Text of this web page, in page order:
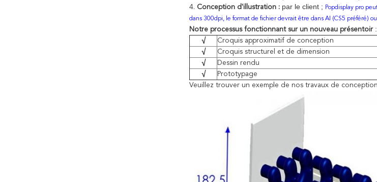
4. Conception d'illustration : par le client ; Popdisplay pro
dans 300dpi, le format de fichier devrait être dans AI (CS5 préféré)
Notre processus fonctionnant sur un nouveau présentoir:
√
Croquis approximatif de conception
√
Croquis structurel et de dimension
√
Dessin rendu
√
Prototypage
Veuillez trouver un exemple de nos travaux de